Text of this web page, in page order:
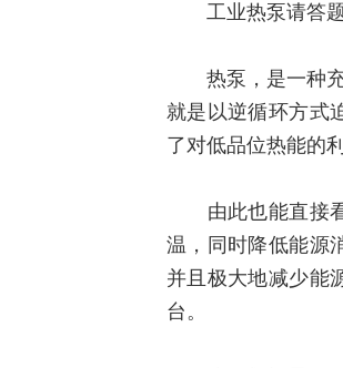
工业热泵请答题
热泵，是一种充
就是以逆循环方式
了对低品位热能的
由此也能直接看
温，同时降低能源
并且极大地减少能
台。